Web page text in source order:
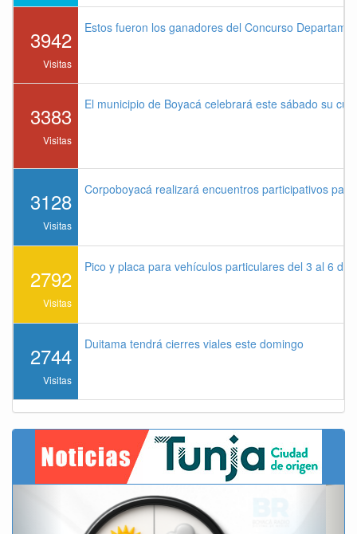
3942
Visitas
Estos fueron los ganadores del Concurso
3383
Visitas
El municipio de Boyacá celebrará este sábado su
3128
Visitas
Corpoboyacá realizará encuentros participativos
2792
Visitas
Pico y placa para vehículos particulares del 3 al 6 de
2744
Visitas
Duitama tendrá cierres viales este domingo
Next